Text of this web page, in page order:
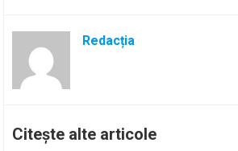
Redacția
Citește alte articole